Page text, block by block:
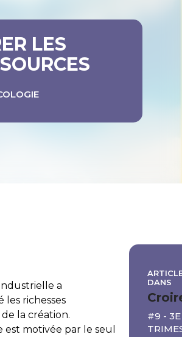
LES
a
les richesses
la création.
est motivée par le seul
DANS
#9 - 3E